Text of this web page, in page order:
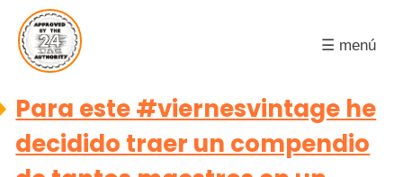
☰ menú
Para este #viernesvintage he
decidido traer un compendio